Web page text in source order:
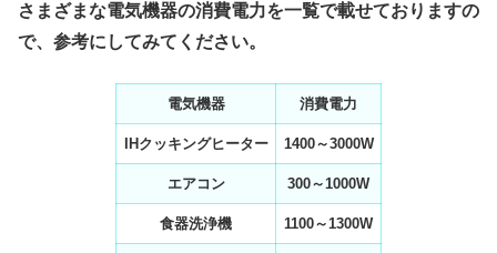
さまざまな電気機器の消費電力を一覧で載せておりますの
で、参考にしてみてください。
電気機器 消費電力
IHクッキングヒーター 1400～3000W
エアコン 300～1000W
食器洗浄機 1100～1300W